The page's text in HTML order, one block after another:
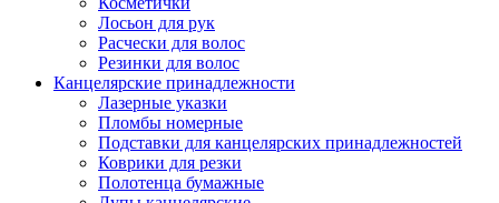
Лосьон для рук
Расчески для волос
Резинки для волос
Канцелярские принадлежности
Лазерные указки
Пломбы номерные
Подставки для канцелярских принадлежностей
Коврики для резки
Полотенца бумажные